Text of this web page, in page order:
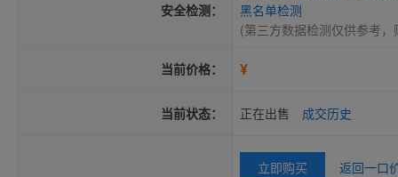
安全检测：
黑名单检测
(第三方数据检测仅供参考
当前价格： ¥
当前状态： 正在出售 成交历史
立即购买 返回一口